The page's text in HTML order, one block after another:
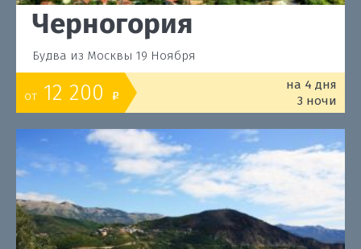
Черногория
Будва из Москвы 19 Ноября
от 12 200 o
на 4 дня
3 ночи